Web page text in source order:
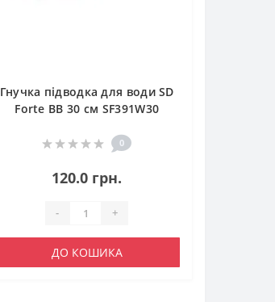
Гнучка підводка для води SD
Forte ВВ 30 см SF391W30
0
120.0 грн.
- +
ДО КОШИКА